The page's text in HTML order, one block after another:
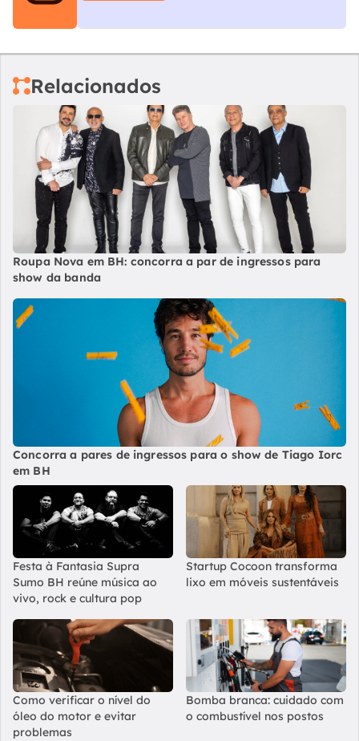
Relacionados
Roupa Nova em BH: concorra a par de ingressos para
show da banda
Concorra a pares de ingressos para o show de Tiago Iorc
em BH
Festa à Fantasia Supra
Sumo BH reúne música ao
vivo, rock e cultura pop
Startup Cocoon transforma
lixo em móveis sustentáveis
Como verificar o nível do
óleo do motor e evitar
problemas
Bomba branca: cuidado com
o combustível nos postos